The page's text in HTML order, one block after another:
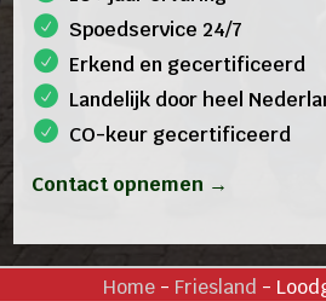
Spoedservice 24/7
Erkend en gecertificeerd
Landelijk door heel
CO-keur gecertificeerd
Contact opnemen →
Home- Friesland -